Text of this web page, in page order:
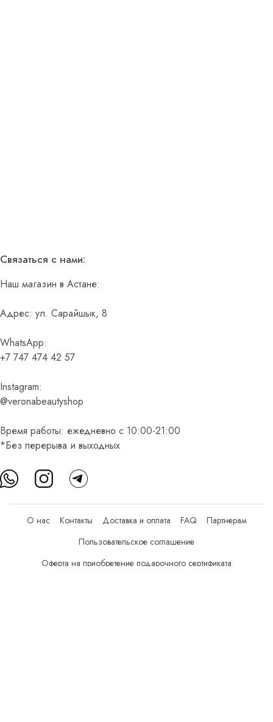
Связаться с нами:
Наш магазин в Астане:
Адрес: ул. Сарайшык, 8
WhatsApp:
+7 747 474 42 57
Instagram:
@veronabeautyshop
Время работы: ежедневно с 10:00-21:00
*Без перерыва и выходных
О нас Контакты Доставка и оплата FAQ
Партнерам
Пользовательское соглашение
Оферта на приобретение подарочного сертификата